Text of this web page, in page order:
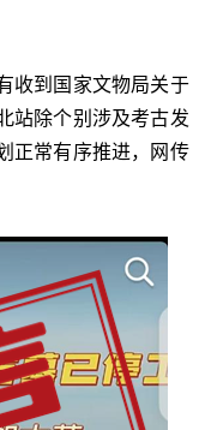
收到国家文物局关于
站除个别涉及考古发
正常有序推进，网传